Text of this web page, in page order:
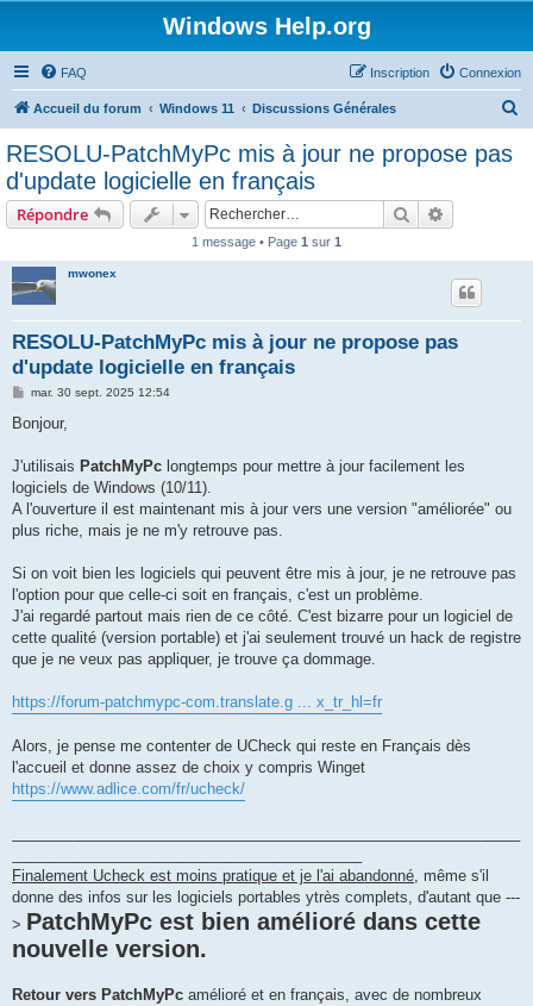
Windows Help.org
FAQ Connexion
Inscription
Accueil du forum Windows 11 Discussions Générales
RESOLU-PatchMyPc mis à jour ne propose pas
d'update logicielle en français
Répondre Rechercher
1 message • Page 1 sur 1
mwonex
RESOLU-PatchMyPc mis à jour ne propose pas
d'update logicielle en français
M
s
g
mar. 30 sept. 2025 12:54
Bonjour,
J'utilisais PatchMyPc longtemps pour mettre à jour facilement les
logiciels de Windows (10/11).
A l'ouverture il est maintenant mis à jour vers une version "améliorée" ou
plus riche, mais je ne m'y retrouve pas.
Si on voit bien les logiciels qui peuvent être mis à jour, je ne retrouve pas
l'option pour que celle-ci soit en français, c'est un problème.
J'ai regardé partout mais rien de ce côté. C'est bizarre pour un logiciel de
cette qualité (version portable) et j'ai seulement trouvé un hack de registre
que je ne veux pas appliquer, je trouve ça dommage.
https://forum-patchmypc-com.translate.g ... x_tr_hl=fr
Alors, je pense me contenter de UCheck qui reste en Français dès
l'accueil et donne assez de choix y compris Winget
https://www.adlice.com/fr/ucheck/
Finalement Ucheck est moins pratique et je l'ai abandonné, même s'il
donne des infos sur les logiciels portables ytrès complets, d'autant que ---
> PatchMyPc est bien amélioré dans cette
nouvelle version.
Retour vers PatchMyPc amélioré et en français, avec de nombreux